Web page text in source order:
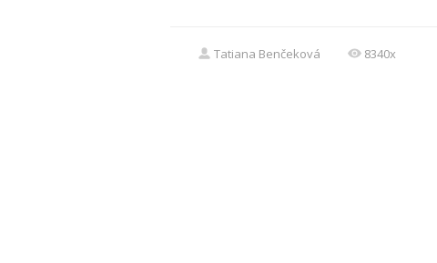
Tatiana Benčeková 8340x